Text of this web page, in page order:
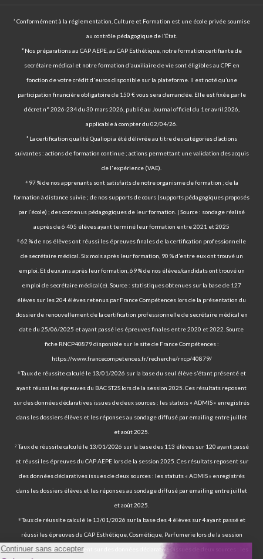
¹ Conformément à la réglementation, Culture et Formation est une école privée soumise
au contrôle pédagogique de l’État.
² Nos préparations au CAP AEPE, au CAP Esthétique, notre formation certifiante de
secrétaire médical et notre formation d'auxiliaire de vie sont éligibles au CPF en
fonction de votre crédit d'euros disponible sur la plateforme. Il est noté qu’une
participation financière obligatoire de 150 € vous sera demandée. Elle est fixée par le
décret n° 2026-234 du 30 mars 2026, publié au Journal officiel du 1er avril 2026,
applicable à compter du 02/04/26.
³ La certification qualité Qualiopi a été délivrée au titre des catégories d’actions
suivantes : actions de formation continue ; actions permettant une validation des acquis
de l'expérience (VAE).
⁴ 97 % de nos apprenants sont satisfaits de notre organisme de formation ; de la
formation à distance suivie ; de nos supports de cours (supports pédagogiques proposés
par l’école) ; des contenus pédagogiques de leur formation. | Source : sondage réalisé
auprès de 6 405 élèves ayant terminé leur formation entre 2021 et 2025
⁵ 62 % de nos élèves ont réussi les épreuves finales de la certification professionnelle
de secrétaire médical. Six mois après leur formation, 90 % d’entre eux ont trouvé un
emploi. Et deux ans après leur formation, 69 % de nos élèves/candidats ont trouvé un
emploi de secrétaire médical(e). Source : statistiques obtenues sur la base de 127
élèves sur les 204 élèves retenus par France Compétences lors de la présentation du
dossier de renouvellement de la certification professionnelle de secrétaire médical en
date du 25/06/2025 et ayant passé les épreuves finales entre 2020 et 2022. Source
fiche RNCP40879 disponible sur le site de France Compétences :
https://www.francecompetences.fr/recherche/rncp/40879/
⁶ Taux de réussite calculé le 13/01/2026 sur la base du seul élève s’étant présenté et
ayant réussi les épreuves du BAC ST2S lors de la session 2025. Ces résultats reposent
sur des données déclaratives issues de deux sources : les statuts « ADMIS » enregistrés
dans les dossiers élèves et les réponses au sondage diffusé par emailing entre juillet
et août 2025.
⁷ Taux de réussite calculé le 13/01/2026 sur la base des 113 élèves sur 120 ayant passé
et réussi les épreuves du CAP AEPE lors de la session 2025. Ces résultats reposent sur
des données déclaratives issues de deux sources : les statuts « ADMIS » enregistrés
dans les dossiers élèves et les réponses au sondage diffusé par emailing entre juillet
et août 2025.
⁸ Taux de réussite calculé le 13/01/2026 sur la base des 4 élèves sur 4 ayant passé et
réussi les épreuves du CAP Esthétique, Cosmétique, Parfumerie lors de la session
2025. Ces résultats reposent sur des données déclaratives issues de deux sources : les